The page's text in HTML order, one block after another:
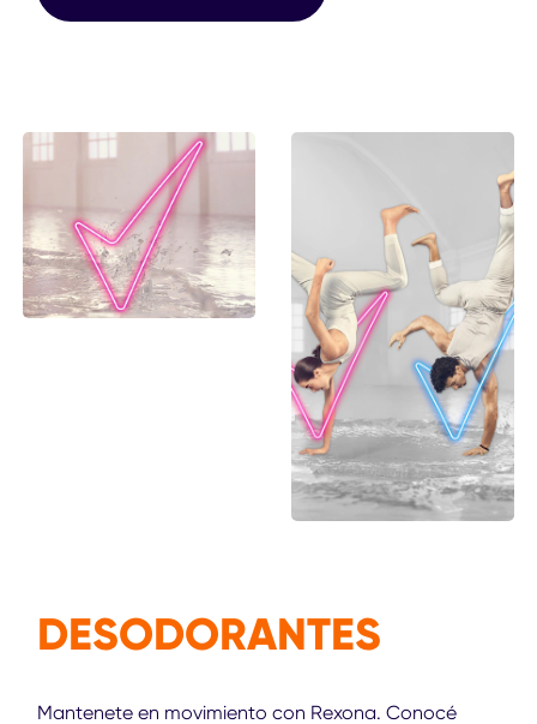
DESODORANTES
Mantenete en movimiento con Rexona. Conocé